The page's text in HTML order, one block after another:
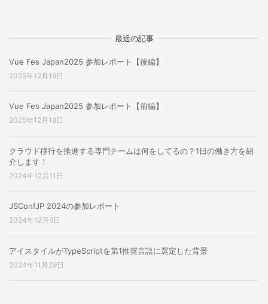
最近の記事
Vue Fes Japan2025 参加レポート【後編】
2025年12月19日
Vue Fes Japan2025 参加レポート【前編】
2025年12月18日
クラウド移行を推進する専門チームは何をしてるの？1日の働き方を紹
介します！
2024年12月11日
JSConfJP 2024の参加レポート
2024年12月6日
アイスタイルがTypeScriptを第1推奨言語に選定した背景
2024年11月29日